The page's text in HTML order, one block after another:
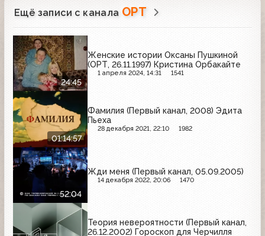
Ещё записи с канала ОРТ
24:45
Женские истории Оксаны Пушкиной
(ОРТ, 26.11.1997) Кристина Орбакайте
1 апреля 2024, 14:31 1541
01:14:57
Фамилия (Первый канал, 2008) Эдита
Пьеха
28 декабря 2021, 22:10 1982
52:04
Жди меня (Первый канал, 05.09.2005)
14 декабря 2022, 20:06 1470
Теория невероятности (Первый канал,
26.12.2002) Гороскоп для Черчилля